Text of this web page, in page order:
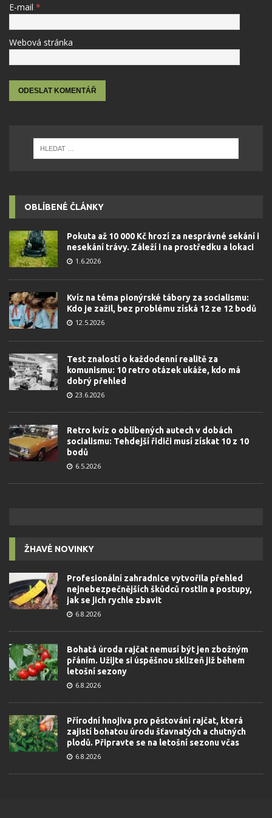
E-mail *
Webová stránka
OBLÍBENÉ ČLÁNKY
Pokuta až 10 000 Kč hrozí za nesprávné sekání i
nesekání trávy. Záleží i na prostředku a lokaci
1.6.2026
Kvíz na téma pionýrské tábory za socialismu:
Kdo je zažil, bez problému získá 12 ze 12 bodů
12.5.2026
Test znalostí o každodenní realitě za
komunismu: 10 retro otázek ukáže, kdo má
dobrý přehled
23.6.2026
Retro kvíz o oblíbených autech v dobách
socialismu: Tehdejší řidiči musí získat 10 z 10
bodů
6.5.2026
ŽHAVÉ NOVINKY
Profesionální zahradnice vytvořila přehled
nejnebezpečnějších škůdců rostlin a postupy,
jak se jich rychle zbavit
6.8.2026
Bohatá úroda rajčat nemusí být jen zbožným
přáním. Užijte si úspěšnou sklizeň již během
letošní sezony
6.8.2026
Přírodní hnojiva pro pěstování rajčat, která
zajistí bohatou úrodu šťavnatých a chutných
plodů. Připravte se na letošní sezonu včas
6.8.2026